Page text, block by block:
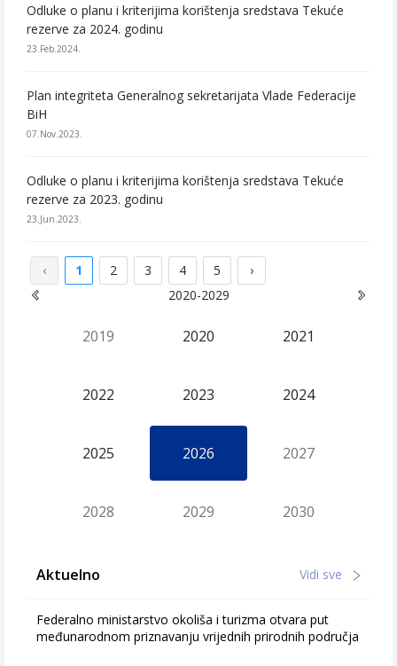
Odluke o planu i kriterijima korištenja sredstava Tekuće
rezerve za 2024. godinu
23.Feb.2024.
Plan integriteta Generalnog sekretarijata Vlade Federacije
BiH
07.Nov.2023.
Odluke o planu i kriterijima korištenja sredstava Tekuće
rezerve za 2023. godinu
23.Jun.2023.
‹ 1 2 3 4 5
›
2020-2029
2019 2020 2021
2022 2023 2024
2025 2026 2027
2028 2029 2030
Aktuelno Vidi sve
Federalno ministarstvo okoliša i turizma otvara put
međunarodnom priznavanju vrijednih prirodnih područja